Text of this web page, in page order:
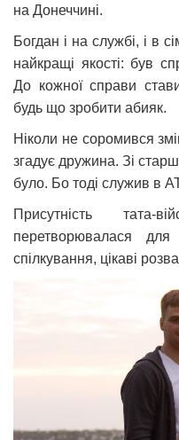
на Донеччині.
Богдан і на службі, і в
найкращі якості: був
До кожної справи
будь що зробити абияк.
Ніколи не соромився
згадує дружина. Зі
було. Бо тоді служив в
Присутність тата-
перетворювалася
спілкування, цікаві